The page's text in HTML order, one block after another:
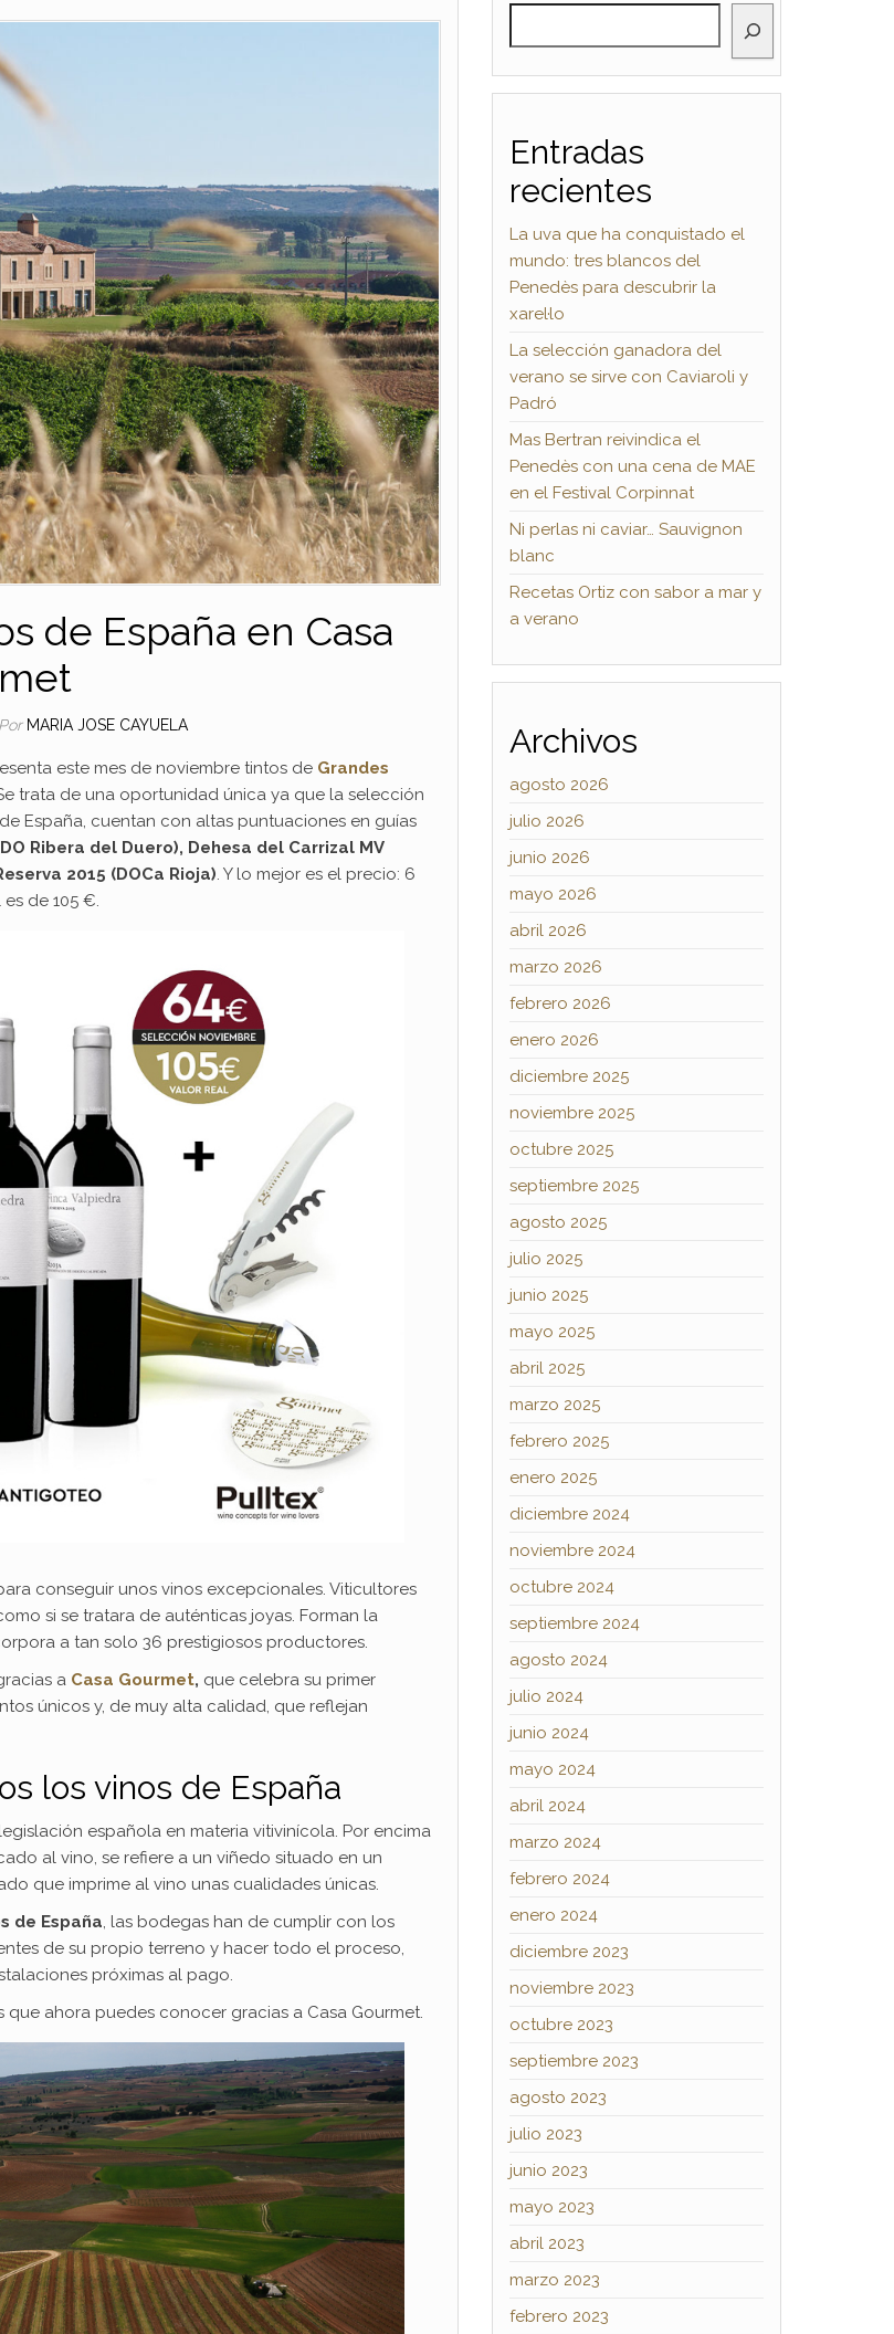
de España en Casa
Por MARIA JOSE CAYUELA
este mes de noviembre tintos de Grandes
trata de una oportunidad única ya que la selección
España, cuentan con altas puntuaciones en guías
Ribera del Duero), Dehesa del Carrizal MV
2015 (DOCa Rioja). Y lo mejor es el precio: 6
de 105 €.
conseguir unos vinos excepcionales. Viticultores
si se tratara de auténticas joyas. Forman la
a tan solo 36 prestigiosos productores.
a Casa Gourmet, que celebra su primer
únicos y, de muy alta calidad, que reflejan
los vinos de España
española en materia vitivinícola. Por encima
al vino, se refiere a un viñedo situado en un
que imprime al vino unas cualidades únicas.
de España, las bodegas han de cumplir con los
de su propio terreno y hacer todo el proceso,
próximas al pago.
ahora puedes conocer gracias a Casa Gourmet.
Entradas
recientes
La uva que ha conquistado el
mundo: tres blancos del
Penedès para descubrir la
xarel·lo
La selección ganadora del
verano se sirve con Caviaroli y
Padró
Mas Bertran reivindica el
Penedès con una cena de MAE
en el Festival Corpinnat
Ni perlas ni caviar… Sauvignon
blanc
Recetas Ortiz con sabor a mar y
a verano
Archivos
agosto 2026
julio 2026
junio 2026
mayo 2026
abril 2026
marzo 2026
febrero 2026
enero 2026
diciembre 2025
noviembre 2025
octubre 2025
septiembre 2025
agosto 2025
julio 2025
junio 2025
mayo 2025
abril 2025
marzo 2025
febrero 2025
enero 2025
diciembre 2024
noviembre 2024
octubre 2024
septiembre 2024
agosto 2024
julio 2024
junio 2024
mayo 2024
abril 2024
marzo 2024
febrero 2024
enero 2024
diciembre 2023
noviembre 2023
octubre 2023
septiembre 2023
agosto 2023
julio 2023
junio 2023
mayo 2023
abril 2023
marzo 2023
febrero 2023